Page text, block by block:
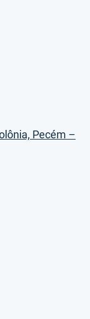
Pecém –